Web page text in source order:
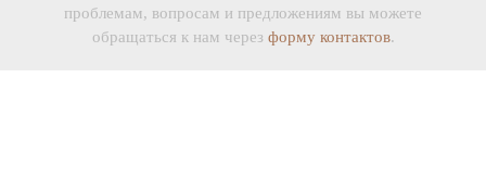
проблемам, вопросам и предложениям вы можете
обращаться к нам через форму контактов.